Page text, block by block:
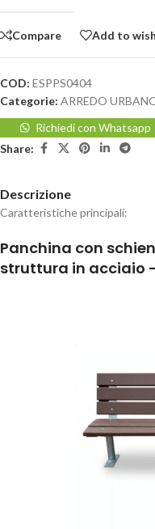
Compare Add to
COD: ESPPS0404
Categorie: ARREDO
Richiedi con Whatsapp
Share:
Descrizione
Caratteristiche principali:
Panchina con
struttura in acciaio -